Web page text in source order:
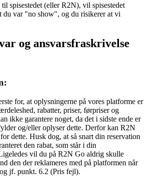
spisestedet (eller R2N), vil spisestedet
du var "no show", og du risikerer at vi
og ansvarsfraskrivelse
for, at oplysningerne på vores platforme er
rabatter, priser, førpriser og
ikke garantere noget, da det i sidste ende er
og/eller oplyser dette. Derfor kan R2N
dette. Husk dog, at så snart din reservation
den rabat, som står i din
vil du på R2N Go aldrig skulle
den der reklameres med på platformen når
jf. punkt. 6.2 (Pris fejl).